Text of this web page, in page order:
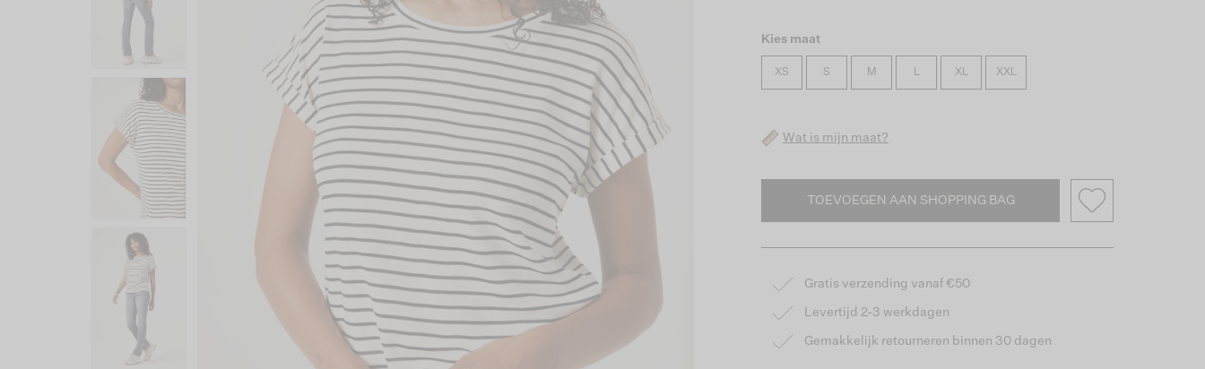
Kies maat
XS S M L XL XXL
Wat is mijn maat?
TOEVOEGEN AAN SHOPPING BAG
Gratis verzending vanaf €50
Levertijd 2-3 werkdagen
Gemakkelijk retourneren binnen 30 dagen